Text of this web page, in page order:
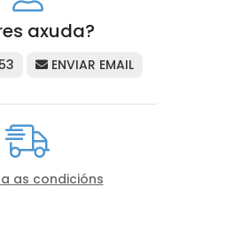
axuda?
ENVIAR EMAIL
as condicións